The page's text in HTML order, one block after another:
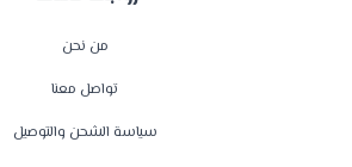
من نحن
تواصل معنا
سياسة الشحن والتوصيل